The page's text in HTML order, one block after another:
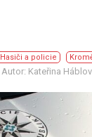
Hasiči a policie
Autor: Kateřina